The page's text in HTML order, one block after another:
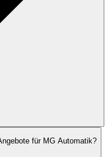
für MG Automatik?